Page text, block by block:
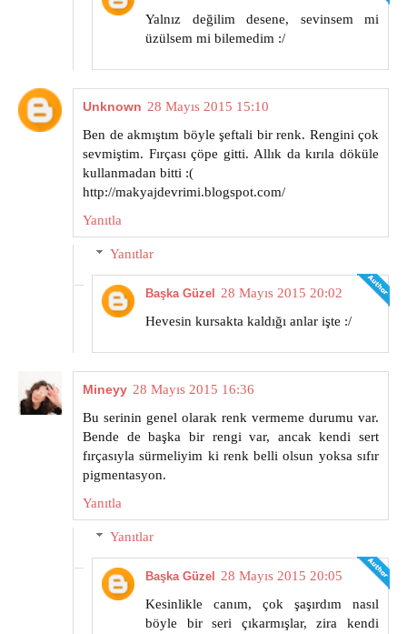
Yalnız değilim desene, sevinsem mi
üzülsem mi bilemedim :/
Unknown 28 Mayıs 2015 15:10
Ben de akmıştım böyle şeftali bir renk. Rengini çok
sevmiştim. Fırçası çöpe gitti. Allık da kırıla döküle
kullanmadan bitti :(
http://makyajdevrimi.blogspot.com/
Yanıtla
Yanıtlar
Başka Güzel
28 Mayıs 2015 20:02
Hevesin kursakta kaldığı anlar işte :/
Mineyy 28 Mayıs 2015 16:36
Bu serinin genel olarak renk vermeme durumu var.
Bende de başka bir rengi var, ancak kendi sert
fırçasıyla sürmeliyim ki renk belli olsun yoksa sıfır
pigmentasyon.
Yanıtla
Yanıtlar
Başka Güzel
28 Mayıs 2015 20:05
Kesinlikle canım, çok şaşırdım nasıl
böyle bir seri çıkarmışlar, zira kendi